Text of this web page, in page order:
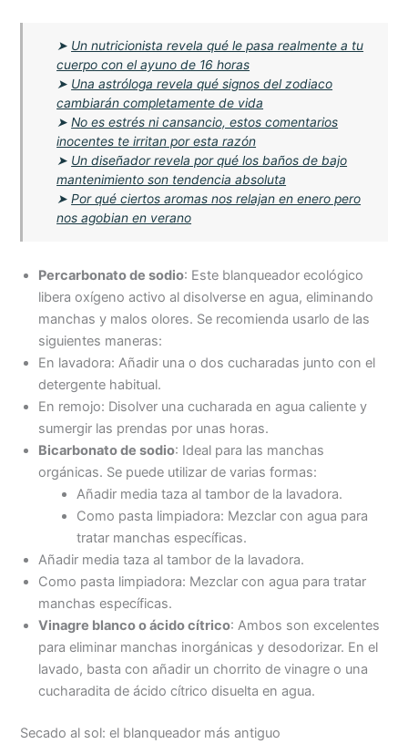
➤ Un nutricionista revela qué le pasa realmente a tu
cuerpo con el ayuno de 16 horas
➤ Una astróloga revela qué signos del zodiaco
cambiarán completamente de vida
➤No es estrés ni cansancio, estos comentarios
inocentes te irritan por esta razón
➤ Un diseñador revela por qué los baños de bajo
mantenimiento son tendencia absoluta
➤Por qué ciertos aromas nos relajan en enero pero
nos agobian en verano
Percarbonato de sodio: Este blanqueador ecológico
libera oxígeno activo al disolverse en agua, eliminando
manchas y malos olores. Se recomienda usarlo de las
siguientes maneras:
En lavadora: Añadir una o dos cucharadas junto con el
detergente habitual.
En remojo: Disolver una cucharada en agua caliente y
sumergir las prendas por unas horas.
Bicarbonato de sodio: Ideal para las manchas
orgánicas. Se puede utilizar de varias formas:
Añadir media taza al tambor de la lavadora.
Como pasta limpiadora: Mezclar con agua para
tratar manchas específicas.
Añadir media taza al tambor de la lavadora.
Como pasta limpiadora: Mezclar con agua para tratar
manchas específicas.
Vinagre blanco o ácido cítrico: Ambos son excelentes
para eliminar manchas inorgánicas y desodorizar. En el
lavado, basta con añadir un chorrito de vinagre o una
cucharadita de ácido cítrico disuelta en agua.
Secado al sol: el blanqueador más antiguo